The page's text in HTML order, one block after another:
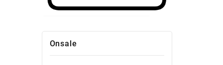
Onsale